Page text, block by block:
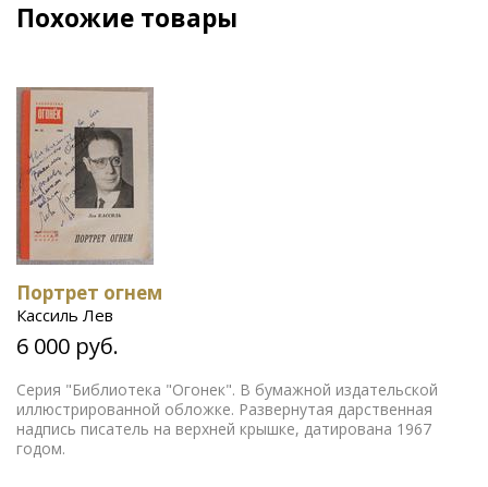
Похожие товары
Портрет огнем
Кассиль Лев
6 000 руб.
Серия "Библиотека "Огонек". В бумажной издательской
иллюстрированной обложке. Развернутая дарственная
надпись писатель на верхней крышке, датирована 1967
годом.